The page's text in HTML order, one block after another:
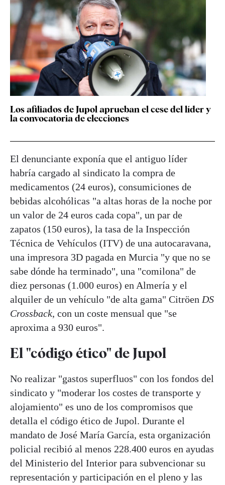
Los afiliados de Jupol aprueban el cese del líder y
la convocatoria de elecciones
El denunciante exponía que el antiguo líder
habría cargado al sindicato la compra de
medicamentos (24 euros), consumiciones de
bebidas alcohólicas "a altas horas de la noche por
un valor de 24 euros cada copa", un par de
zapatos (150 euros), la tasa de la Inspección
Técnica de Vehículos (ITV) de una autocaravana,
una impresora 3D pagada en Murcia "y que no se
sabe dónde ha terminado", una "comilona" de
diez personas (1.000 euros) en Almería y el
alquiler de un vehículo "de alta gama" Citröen DS
Crossback, con un coste mensual que "se
aproxima a 930 euros".
El "código ético" de Jupol
No realizar "gastos superfluos" con los fondos del
sindicato y "moderar los costes de transporte y
alojamiento" es uno de los compromisos que
detalla el código ético de Jupol. Durante el
mandato de José María García, esta organización
policial recibió al menos 228.400 euros en ayudas
del Ministerio del Interior para subvencionar su
representación y participación en el pleno y las